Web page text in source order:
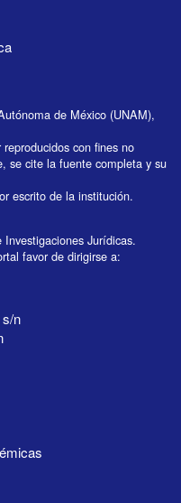
de México (UNAM),
con fines no
se cite la fuente completa y su
escrito de la institución.
Jurídicas.
favor de dirigirse a:
n